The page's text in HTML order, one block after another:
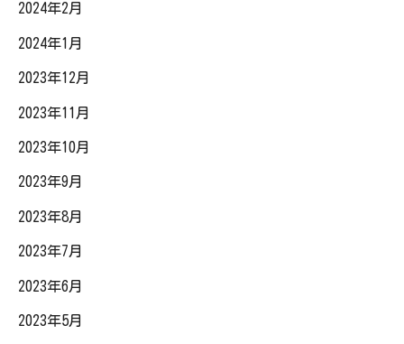
2024年2月
2024年1月
2023年12月
2023年11月
2023年10月
2023年9月
2023年8月
2023年7月
2023年6月
2023年5月